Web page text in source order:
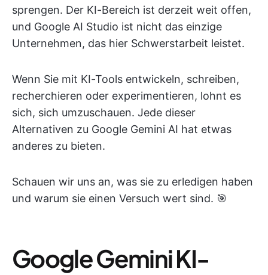
sprengen. Der KI-Bereich ist derzeit weit offen,
und Google AI Studio ist nicht das einzige
Unternehmen, das hier Schwerstarbeit leistet.
Wenn Sie mit KI-Tools entwickeln, schreiben,
recherchieren oder experimentieren, lohnt es
sich, sich umzuschauen. Jede dieser
Alternativen zu Google Gemini AI hat etwas
anderes zu bieten.
Schauen wir uns an, was sie zu erledigen haben
und warum sie einen Versuch wert sind. 🎯
Google Gemini KI-